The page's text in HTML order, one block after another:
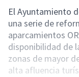
El Ayuntamiento
una serie de
aparcamientos
disponibilidad de
zonas de mayor
alta afluencia